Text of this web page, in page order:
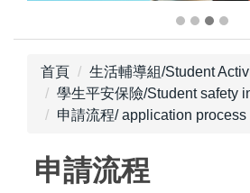
首頁
生活輔導組/Student
學生平安保險/Student safety
申請流程/ application process
申請流程